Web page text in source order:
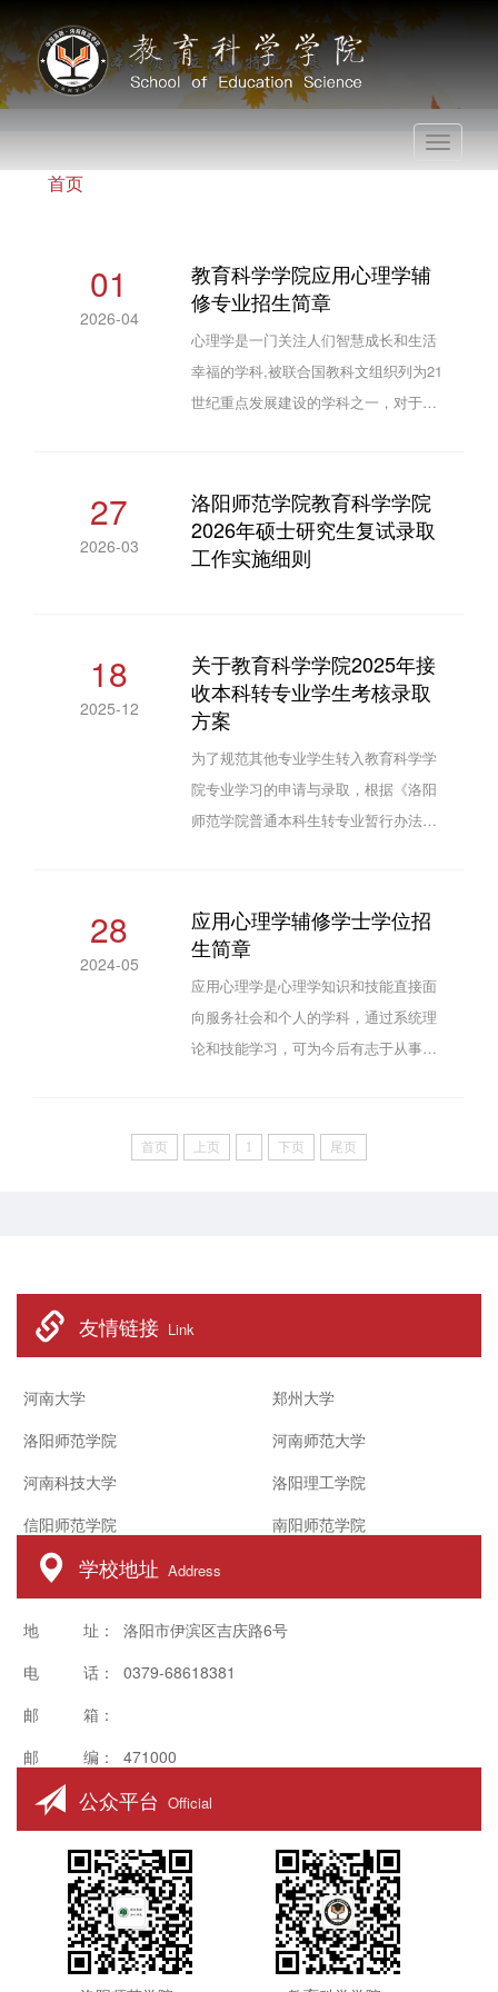
Toggle
首页
01
2026-04
教育科学学院应用心理学辅
修专业招生简章
心理学是一门关注人们智慧成长和生活
幸福的学科,被联合国教科文组织列为21
世纪重点发展建设的学科之一，对于人
重要学科分支，致力于将心理学理论应
用于促进人类社会发展、解决人类心理
问题的实践活动。教育科学学院于2014
进了学科交叉融合，拓宽了本科生就业
渠道，增强了毕业生在人才市场的竞争
力，...
27
2026-03
洛阳师范学院教育科学学院
2026年硕士研究生复试录取
工作实施细则
18
2025-12
关于教育科学学院2025年接
收本科转专业学生考核录取
方案
为了规范其他专业学生转入教育科学学
院专业学习的申请与录取，根据《洛阳
师范学院普通本科生转专业暂行办法》
转专业工作的通知》，特制定下列方
案。 一、申请资格（一）我院接收2025
级本科学生的转专业申请。（二）有转
专业意向的学生，根据个人情况及学校
现有专业情况，向当前所在学院提出转
交《...
28
2024-05
应用心理学辅修学士学位招
生简章
应用心理学是心理学知识和技能直接面
向服务社会和个人的学科，通过系统理
论和技能学习，可为今后有志于从事心
等）、完善自我与家庭、开展心理学研
生中有多人考上了心理学专业研究生、
事业编制和公务员编制。一...
首页 上页 1 下页 尾页
友情链接 Link
河南大学
洛阳师范学院
河南科技大学
信阳师范学院
郑州大学
河南师范大学
洛阳理工学院
南阳师范学院
学校地址 Address
地 址： 洛阳市伊滨区吉庆路6号
电 话： 0379-68618381
邮 箱：
邮 编： 471000
公众平台 Official